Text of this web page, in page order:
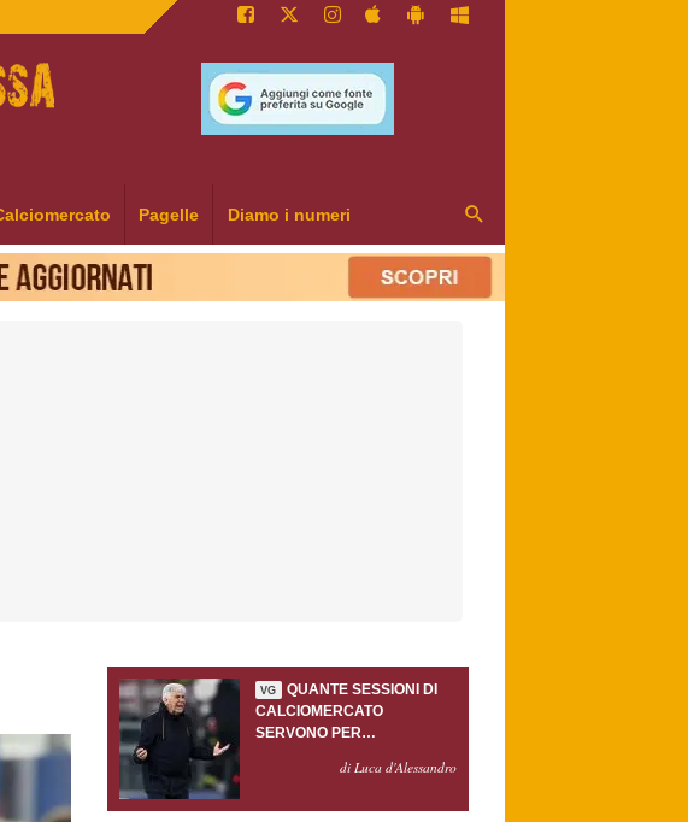
Pagelle Diamo i numeri
VG
QUANTE SESSIONI DI
CALCIOMERCATO
SERVONO PER
GASPERINI?di Luca d'Alessandro